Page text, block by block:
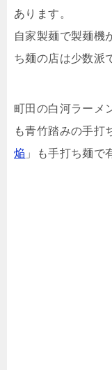
あります。
自家製麺で製麺機
ち麺の店は少数派
町田の白河ラーメ
も青竹踏みの手打
焔 」も手打ち麺で